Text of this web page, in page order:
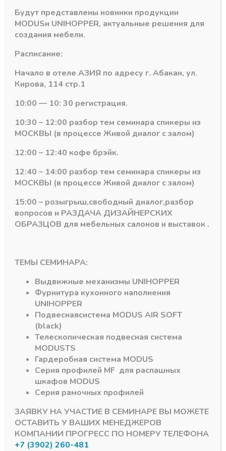
-
товара
Крышка
для
регулируемой
806,
металл,
левая
(Италия)
+ В корзину
Категория:Навесы для мебельных коробов CAMAR
Похожие товары
CAMARНавесы для мебельных коробов CAMAR
цинк 2м 1,2мм
толщина
В наличии
300,76₽
Артикул:
усиленная 807,
левая, CAMAR
маленький,50кг (на
шт)
504,70₽
Артикул:290.40.902
Будут представлены новинки продукции
MODUSи UNIHOPPER, актуальные решения для
создания мебели.
Расписание:
Начало в отеле АЗИЯ по адресу г. Абакан, ул.
Кирова, 114 стр.1
10:00 — 10: 30 регистрация.
10:30 – 12:00 разбор тем семинара спикеры из
МОСКВЫ (в процессе Живой диалог с залом)
12:00 – 12:40 кофе брэйк.
12:40 – 14:00 разбор тем семинара спикеры из
МОСКВЫ (в процессе Живой диалог с залом)
15:00 – розыгрыш,свободный диалог,разбор
вопросов и РАЗДАЧА ДИЗАЙНЕРСКИХ
ОБРАЗЦОВ для мебельных салонов и выставок .
ТЕМЫ СЕМИНАРА:
Выдвижные механизмы UNIHOPPER
Фурнитура кухонного наполнения
UNIHOPPER
Подвеснаясистема MODUS AIR SOFT
(black)
Телескопическая подвесная система
MODUSTS
Гардеробная система MODUS
Серия профилей MF для распашных
шкафов MODUS
Серия рамочных профилей
ЗАЯВКУ НА УЧАСТИЕ В СЕМИНАРЕ ВЫ МОЖЕТЕ
ОСТАВИТЬ У ВАШИХ МЕНЕДЖЕРОВ
КОМПАНИИ ПРОГРЕСС ПО НОМЕРУ ТЕЛЕФОНА
+7 (3902) 260-481